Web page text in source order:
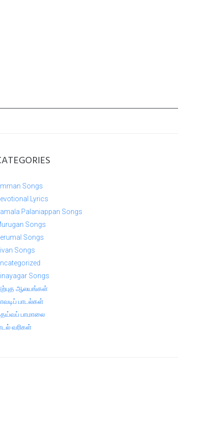
Songs
Lyrics
Palaniappan Songs
Songs
Songs
Songs
Songs
ஆலயங்கள்
பாடல்கள்
பாமாலை
வரிகள்